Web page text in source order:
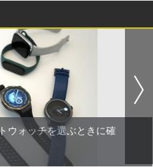
ウォッチを選ぶときに確